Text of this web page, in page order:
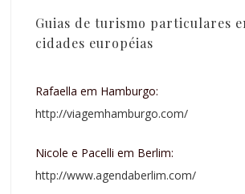
Guias de turismo particulares
cidades européias
Rafaella em Hamburgo:
http://viagemhamburgo.com/
Nicole e Pacelli em Berlim:
http://www.agendaberlim.com/